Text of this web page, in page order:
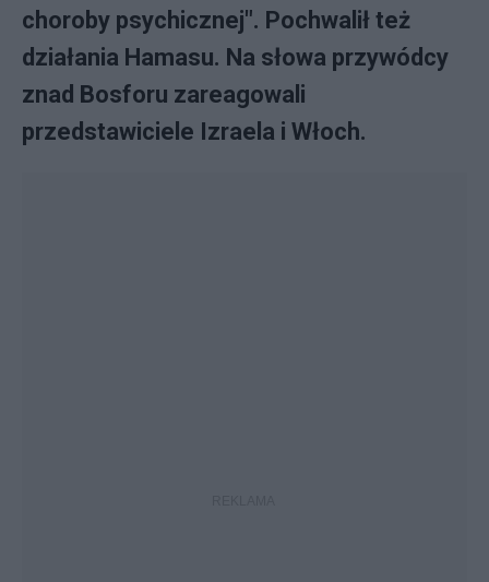
choroby psychicznej". Pochwalił też
działania Hamasu. Na słowa przywódcy
znad Bosforu zareagowali
przedstawiciele Izraela i Włoch.